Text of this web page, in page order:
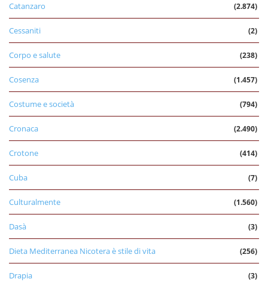
Catanzaro (2.874)
Cessaniti (2)
Corpo e salute (238)
Cosenza (1.457)
Costume e società (794)
Cronaca (2.490)
Crotone (414)
Cuba (7)
Culturalmente (1.560)
Dasà (3)
Dieta Mediterranea Nicotera è stile di vita (256)
Drapia (3)